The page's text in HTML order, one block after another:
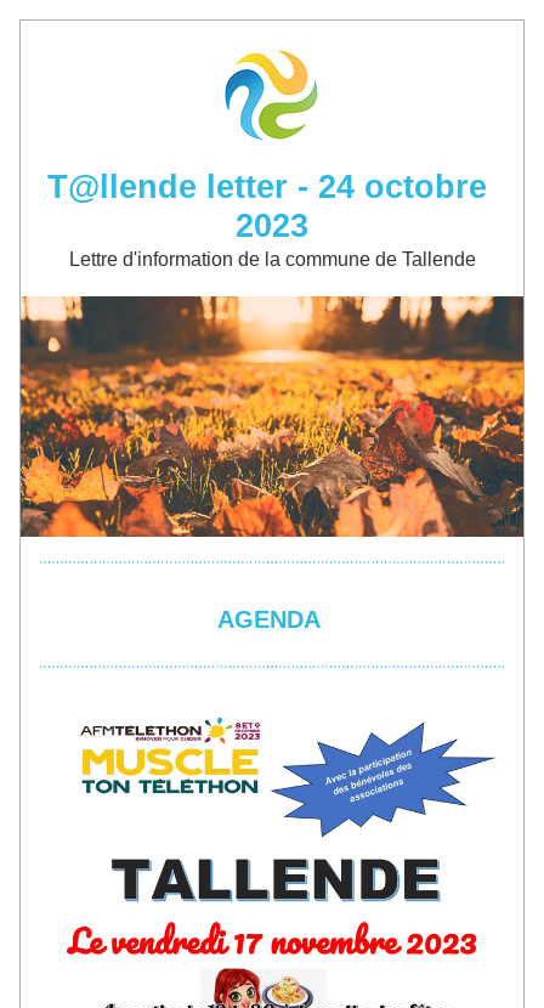
T@llende letter - 24 octobre
2023
Lettre d'information de la commune de Tallende
AGENDA